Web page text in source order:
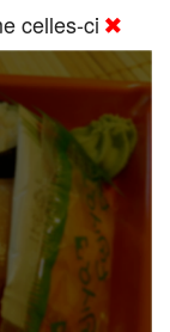
celles-ci